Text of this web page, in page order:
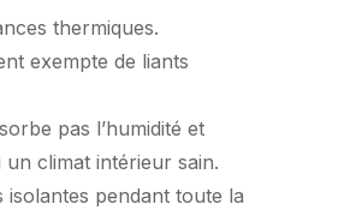
thermiques.
exempte de liants
pas l’humidité et
climat intérieur sain.
isolantes pendant toute la